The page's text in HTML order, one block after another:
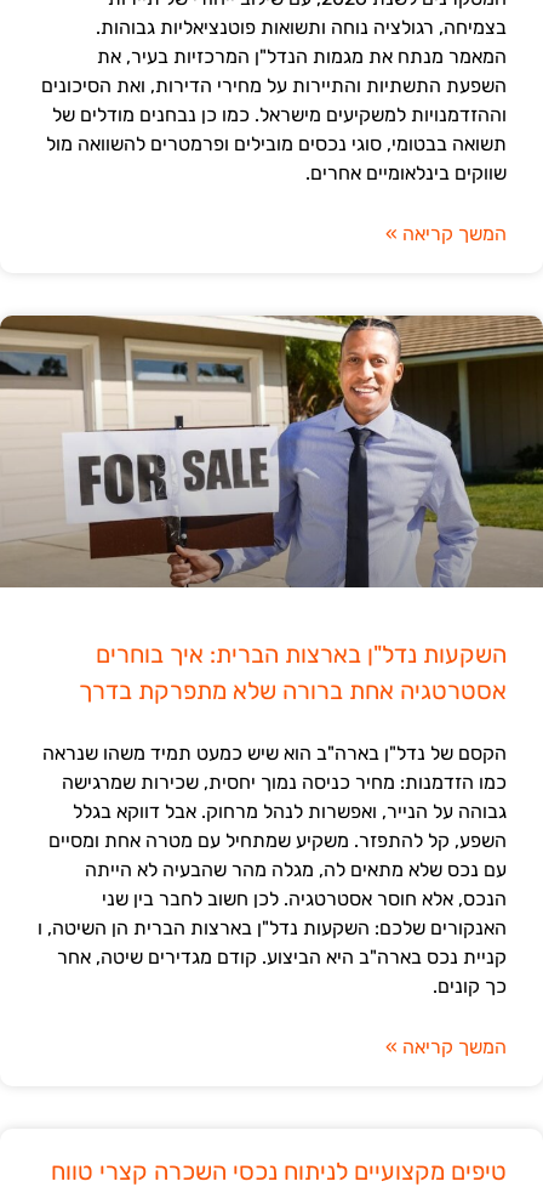
בצמיחה, רגולציה נוחה ותשואות פוטנציאליות גבוהות.
המאמר מנתח את מגמות הנדל"ן המרכזיות בעיר, את
השפעת התשתיות והתיירות על מחירי הדירות, ואת הסיכונים
וההזדמנויות למשקיעים מישראל. כמו כן נבחנים מודלים של
תשואה בבטומי, סוגי נכסים מובילים ופרמטרים להשוואה מול
שווקים בינלאומיים אחרים.
המשך קריאה »
השקעות נדל"ן בארצות הברית: איך בוחרים
אסטרטגיה אחת ברורה שלא מתפרקת בדרך
הקסם של נדל"ן בארה"ב הוא שיש כמעט תמיד משהו שנראה
כמו הזדמנות: מחיר כניסה נמוך יחסית, שכירות שמרגישה
גבוהה על הנייר, ואפשרות לנהל מרחוק. אבל דווקא בגלל
השפע, קל להתפזר. משקיע שמתחיל עם מטרה אחת ומסיים
עם נכס שלא מתאים לה, מגלה מהר שהבעיה לא הייתה
הנכס, אלא חוסר אסטרטגיה. לכן חשוב לחבר בין שני
האנקורים שלכם: השקעות נדל"ן בארצות הברית הן השיטה, ו
קניית נכס בארה"ב היא הביצוע. קודם מגדירים שיטה, אחר
כך קונים.
המשך קריאה »
טיפים מקצועיים לניתוח נכסי השכרה קצרי טווח